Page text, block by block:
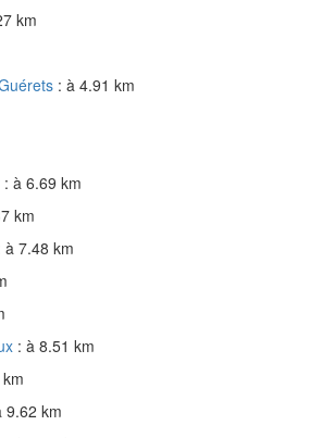
km
: à 4.91 km
: à 6.69 km
km
à 7.48 km
: à 8.51 km
9.62 km